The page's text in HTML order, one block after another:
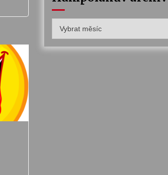
archiv